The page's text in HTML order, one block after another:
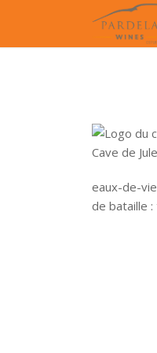
eaux-de-
de bataille